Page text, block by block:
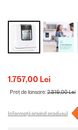
1.757,00 Lei
Preț de lansare:2.819,00 Lei
Informații privind produsul